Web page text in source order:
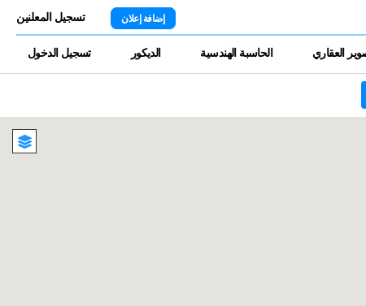
إضافة إعلان تسجيل المعلنين
العقاري الحاسبة الهندسية الديكور تسجيل الدخول